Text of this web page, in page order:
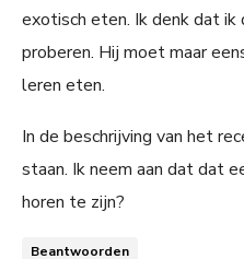
exotisch eten. Ik denk dat ik
proberen. Hij moet maar
leren eten.
In de beschrijving van het
staan. Ik neem aan dat dat
horen te zijn?
Beantwoorden